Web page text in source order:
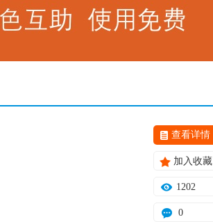
查看详情
加入收藏
1202
0